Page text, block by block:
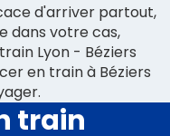
d'arriver partout,
dans votre cas,
Lyon - Béziers
en train à Béziers
train